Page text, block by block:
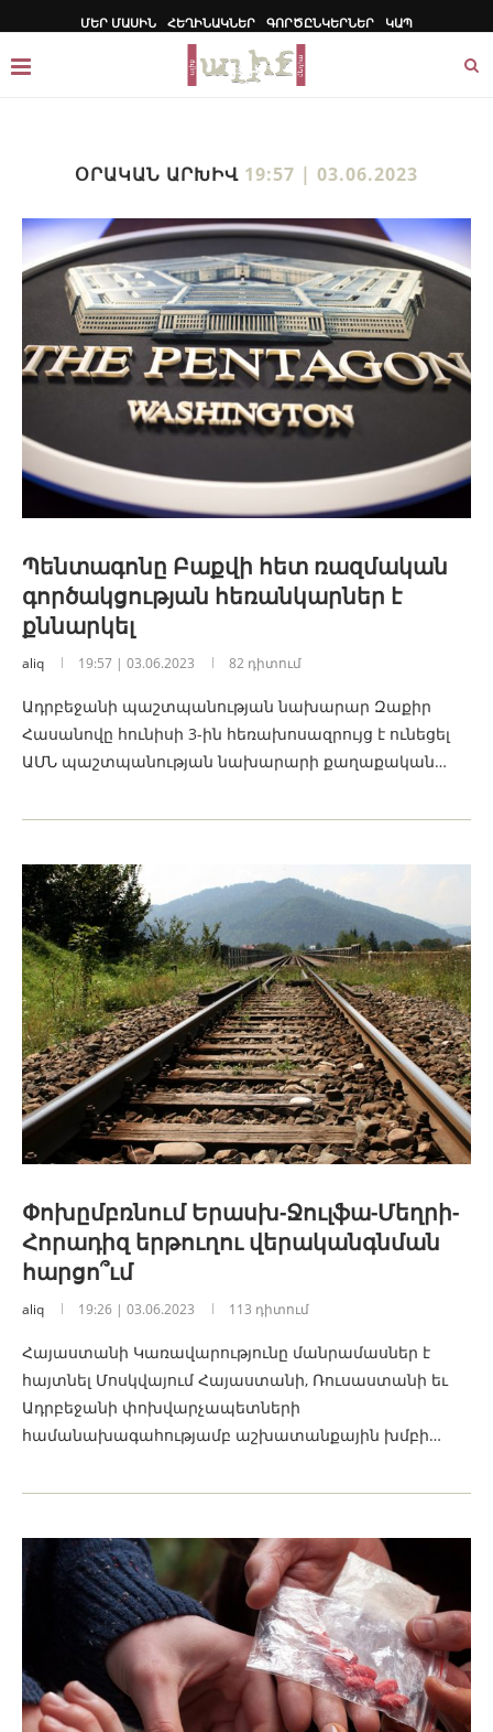
ՄԵՐ ՄԱՍԻՆ ՀԵՂԻՆԱԿՆԵՐ ԳՈՐԾԸՆԿԵՐՆԵՐ ԿԱՊ
ՕՐԱԿԱՆ ԱՐԽԻՎ 19:57 | 03.06.2023
Պենտագոնը Բաքվի հետ ռազմական
գործակցության հեռանկարներ է
քննարկել
aliq 19:57 | 03.06.2023 82 դիտում
Ադրբեջանի պաշտպանության նախարար Զաքիր
Հասանովը հունիսի 3-ին հեռախոսազրույց է ունեցել
ԱՄՆ պաշտպանության նախարարի քաղաքական…
Փոխըմբռնում Երասխ-Ջուլֆա-Մեղրի-
Հորադիզ երթուղու վերականգնման
հարցո՞ւմ
aliq 19:26 | 03.06.2023 113 դիտում
Հայաստանի Կառավարությունը մանրամասներ է
հայտնել Մոսկվայում Հայաստանի, Ռուսաստանի եւ
Ադրբեջանի փոխվարչապետների
համանախագահությամբ աշխատանքային խմբի…